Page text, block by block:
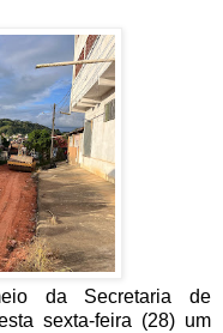
da Secretaria de
sexta-feira (28) um